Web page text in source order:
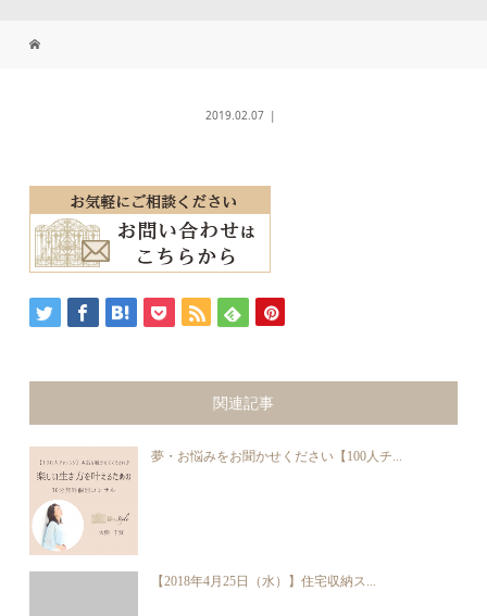
2019.02.07
関連記事
夢・お悩みをお聞かせください【100人チ...
【2018年4月25日（水）】住宅収納ス...